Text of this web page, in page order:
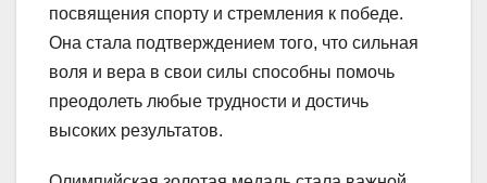
посвящения спорту и стремления к победе.
Она стала подтверждением того, что сильная
воля и вера в свои силы способны помочь
преодолеть любые трудности и достичь
высоких результатов.